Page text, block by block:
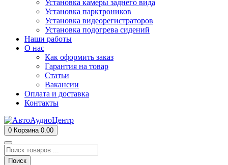
Установка камеры заднего вида
Установка парктроников
Установка видеорегистраторов
Установка подогрева сидений
Наши работы
О нас
Как оформить заказ
Гарантия на товар
Статьи
Вакансии
Оплата и доставка
Контакты
0 Корзина 0.00
Поиск